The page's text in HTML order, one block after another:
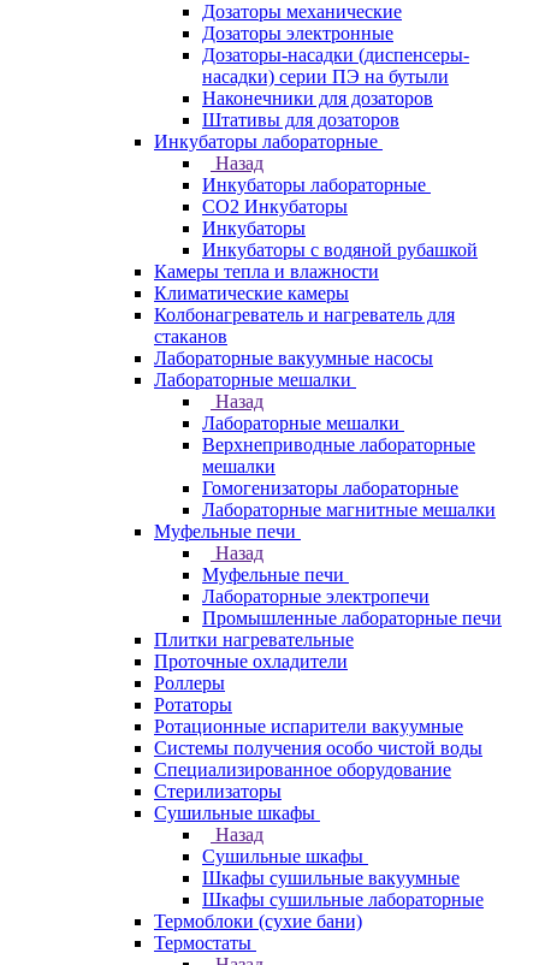
Дозаторы механические
Дозаторы электронные
Дозаторы-насадки (диспенсеры-
насадки) серии ПЭ на бутыли
Наконечники для дозаторов
Штативы для дозаторов
Инкубаторы лабораторные
Назад
Инкубаторы лабораторные
CO2 Инкубаторы
Инкубаторы
Инкубаторы с водяной рубашкой
Камеры тепла и влажности
Климатические камеры
Колбонагреватель и нагреватель для
стаканов
Лабораторные вакуумные насосы
Лабораторные мешалки
Назад
Лабораторные мешалки
Верхнеприводные лабораторные
мешалки
Гомогенизаторы лабораторные
Лабораторные магнитные мешалки
Муфельные печи
Назад
Муфельные печи
Лабораторные электропечи
Промышленные лабораторные печи
Плитки нагревательные
Проточные охладители
Роллеры
Ротаторы
Ротационные испарители вакуумные
Системы получения особо чистой воды
Специализированное оборудование
Стерилизаторы
Сушильные шкафы
Назад
Сушильные шкафы
Шкафы сушильные вакуумные
Шкафы сушильные лабораторные
Термоблоки (сухие бани)
Термостаты